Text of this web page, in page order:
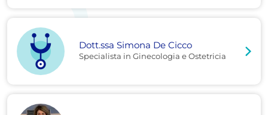
Dott.ssa Simona De Cicco
Specialista in Ginecologia e Ostetricia